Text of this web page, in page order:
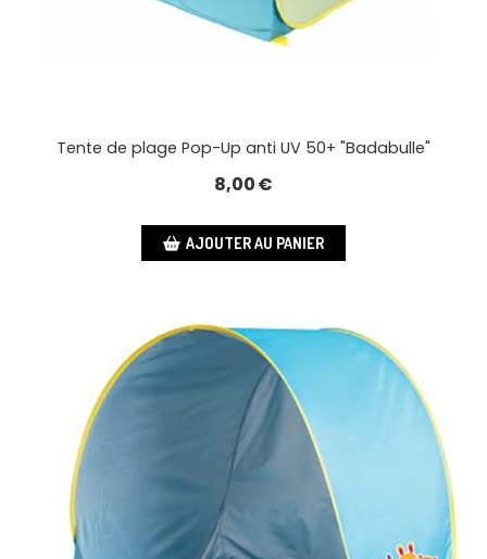
Tente de plage Pop-Up anti UV 50+ "Badabulle"
8,00€
AJOUTER AU PANIER